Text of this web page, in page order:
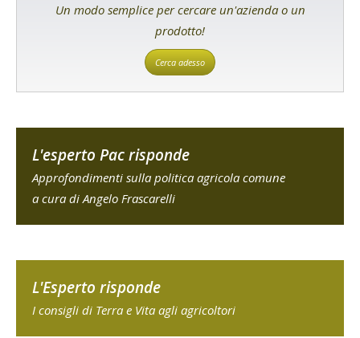
Un modo semplice per cercare un'azienda o un
prodotto!
Cerca adesso
L'esperto Pac risponde
Approfondimenti sulla politica agricola comune
a cura di Angelo Frascarelli
L'Esperto risponde
I consigli di Terra e Vita agli agricoltori